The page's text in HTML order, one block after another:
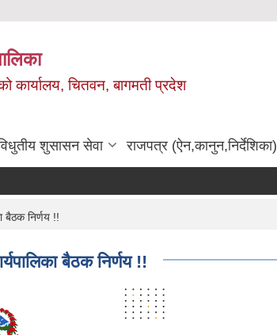
कार्यालय, चितवन, बागमती प्रदेश
शुसासन सेवा राजपत्र (ऐन,कानुन,निर्देशिका)
बैठक निर्णय !!
बैठक निर्णय !!